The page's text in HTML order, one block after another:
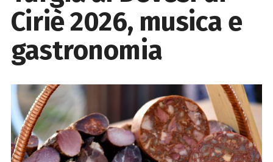
Ciriè 2026, musica e
gastronomia